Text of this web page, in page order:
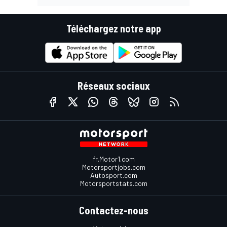
Téléchargez notre app
Réseaux sociaux
fr.Motor1.com
Motorsportjobs.com
Autosport.com
Motorsportstats.com
Contactez-nous